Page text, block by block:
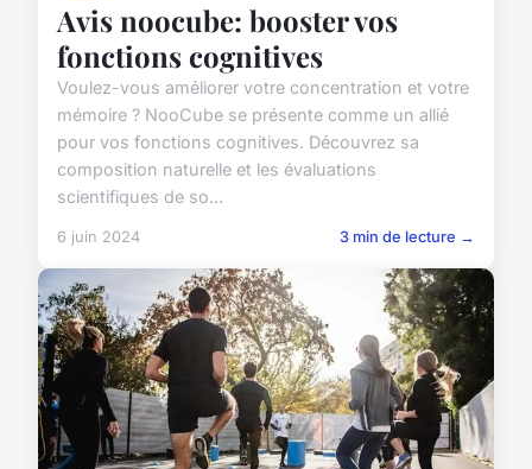
Avis noocube: booster vos
fonctions cognitives
Voulez-vous améliorer votre concentration et votre
mémoire ? NooCube se présente comme un allié
pour vos fonctions cognitives. Découvrez sa
composition naturelle et les évaluations
scientifiques de so...
6 juin 2024 3 min de lecture →